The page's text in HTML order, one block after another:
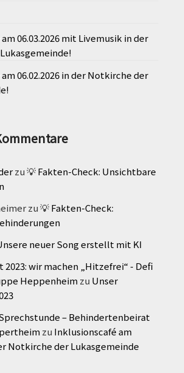
06.03.2026 mit Livemusik in der
06.02.2026 in der Notkirche der
zu💡 Fakten-Check: Unsichtbare
zu💡 Fakten-Check:
neuer Song erstellt mit KI
2023: wir machen „Hitzefrei“ - Defi
Heppenheim zu Unser
– Behindertenbeirat
zu Inklusionscafé am
Notkirche der Lukasgemeinde